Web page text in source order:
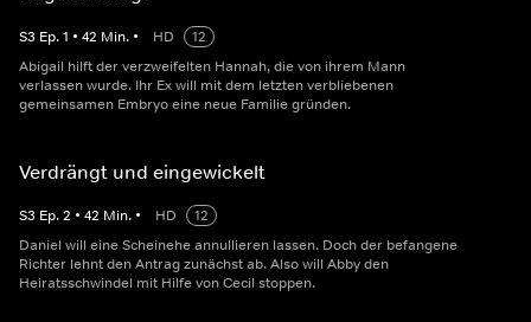
S3 Ep.1 • 42 Min. • HD
12
Abigail hilft der verzweifelten Hannah, die von ihrem Mann
verlassen wurde. Ihr Ex will mit dem letzten verbliebenen
gemeinsamen Embryo eine neue Familie gründen.
Verdrängt und eingewickelt
S3 Ep.2 • 42 Min. • HD
12
Daniel will eine Scheinehe annullieren lassen. Doch der befangene
Richter lehnt den Antrag zunächst ab. Also will Abby den
Heiratsschwindel mit Hilfe von Cecil stoppen.